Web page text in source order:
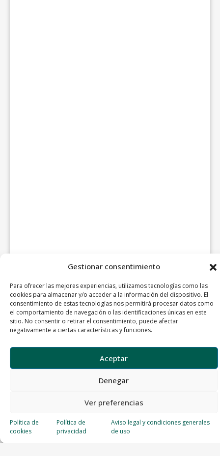
Gestionar consentimiento
Para ofrecer las mejores experiencias, utilizamos tecnologías como las
cookies para almacenar y/o acceder a la información del dispositivo. El
consentimiento de estas tecnologías nos permitirá procesar datos como
el comportamiento de navegación o las identificaciones únicas en este
sitio. No consentir o retirar el consentimiento, puede afectar
negativamente a ciertas características y funciones.
Aceptar
Denegar
Ver preferencias
Política de
cookies
Política de
privacidad
Aviso legal y condiciones generales
de uso